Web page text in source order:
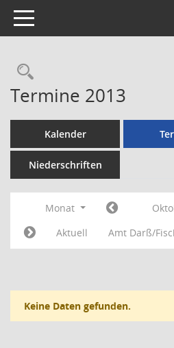
Toggle navigation
Rechercheauswahl
Termine 2013
Kalender
Niederschriften
Monat
Aktuell
Amt Darß/
Keine Daten gefunden.